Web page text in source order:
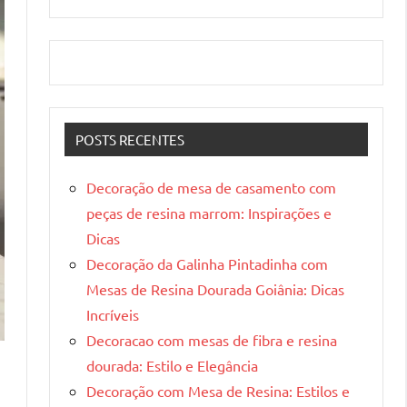
POSTS RECENTES
Decoração de mesa de casamento com
peças de resina marrom: Inspirações e
Dicas
Decoração da Galinha Pintadinha com
Mesas de Resina Dourada Goiânia: Dicas
Incríveis
Decoracao com mesas de fibra e resina
dourada: Estilo e Elegância
Decoração com Mesa de Resina: Estilos e